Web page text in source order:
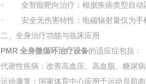
·
全智能靶向治疗：根据疾病类型自动
·
安全无伤害特性：电磁辐射量仅为
二、全身治疗功能与临床应用
PMR全身微循环治疗设备的适应症包括：
代谢性疾病：改善高血压、高血脂、糖尿
运动康复：国家体育中心应用于运动员肌